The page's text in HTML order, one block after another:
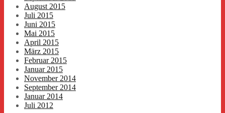
August 2015
Juli 2015
Juni 2015
Mai 2015
April 2015
März 2015
Februar 2015
Januar 2015
November 2014
September 2014
Januar 2014
Juli 2012